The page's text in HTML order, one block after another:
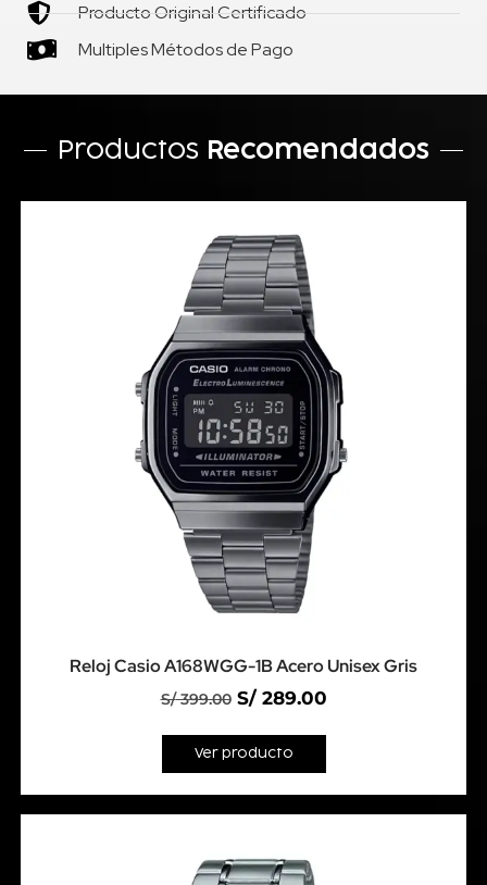
Producto Original Certificado
Multiples Métodos de Pago
Productos Recomendados
Reloj Casio A168WGG-1B Acero Unisex Gris
S/399.00 S/289.00
Ver producto